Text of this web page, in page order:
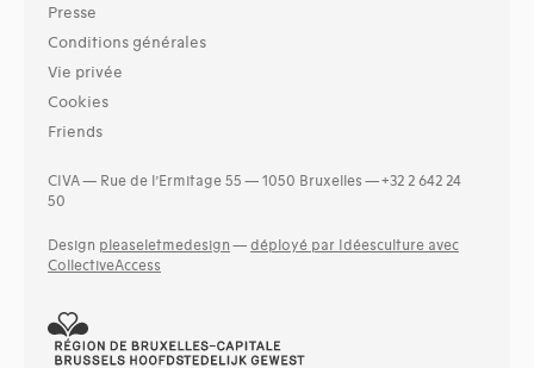
Presse
Conditions générales
Vie privée
Cookies
Friends
CIVA — Rue de l’Ermitage 55 — 1050 Bruxelles — +32 2 642 24
50
Design pleaseletmedesign — déployé par Idéesculture avec
CollectiveAccess